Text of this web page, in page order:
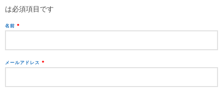
は必須項目です
名前 *
メールアドレス *